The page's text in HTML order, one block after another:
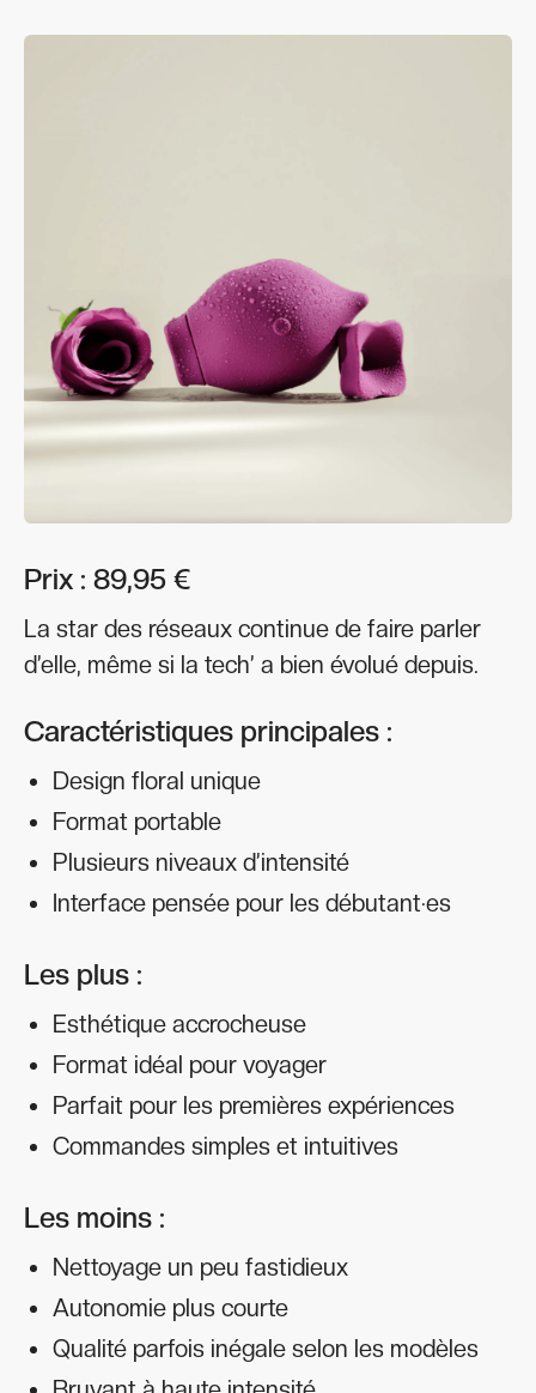
Prix : 89,95 €
La star des réseaux continue de faire parler
d’elle, même si la tech’ a bien évolué depuis.
Caractéristiques principales :
Design floral unique
Format portable
Plusieurs niveaux d’intensité
Interface pensée pour les débutant·es
Les plus :
Esthétique accrocheuse
Format idéal pour voyager
Parfait pour les premières expériences
Commandes simples et intuitives
Les moins :
Nettoyage un peu fastidieux
Autonomie plus courte
Qualité parfois inégale selon les modèles